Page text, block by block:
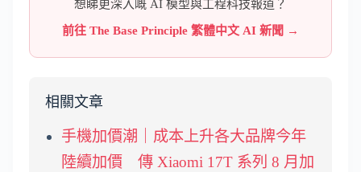
想睇更深入嘅 AI 模型與工程科技報道？
前往 The Base Principle 繁體中文 AI 新聞 →
相關文章
手機加價潮｜成本上升各大品牌今年
陸續加價 傳 Xiaomi 17T 系列 8 月加